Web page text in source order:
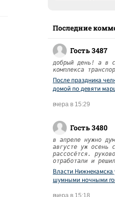
Последние
Гость 3487
добрый день! а в
комплекса
После праздника
домой по девяти
вчера в 15:29
Гость 3480
в апреле нужно
августе уж осень
рассосётся.
отработали и
Власти Нижнекамска
шумными ночными
вчера в 15:18